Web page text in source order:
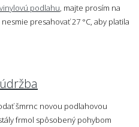
vinylovú podlahu , majte prosím na
presahovať 27 °C, aby platila
šmrnc novou podlahovou
frmol spôsobený pohybom